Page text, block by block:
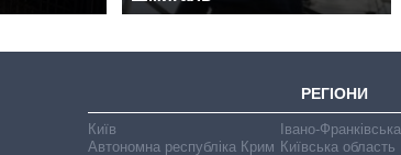
РЕГІОНИ
Київ
Автономна республіка Крим
Івано-
Київська область